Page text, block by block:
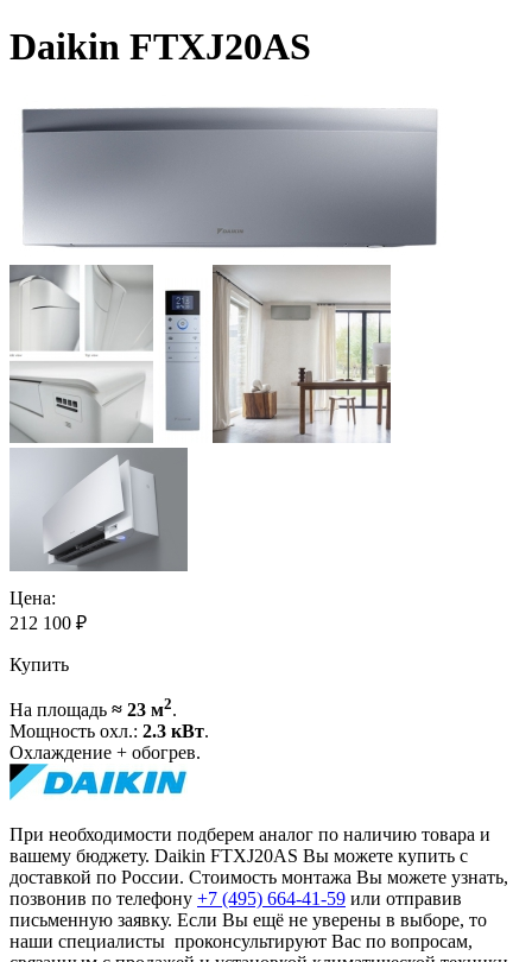
Daikin FTXJ20AS
Цена:
212 100 ₽
Купить
На площадь ≈ 23 м2.
Мощность охл.: 2.3 кВт.
Охлаждение + обогрев.
При необходимости подберем аналог по наличию товара и
вашему бюджету. Daikin FTXJ20AS Вы можете купить с
доставкой по России. Стоимость монтажа Вы можете узнать,
позвонив по телефону +7 (495) 664-41-59 или отправив
письменную заявку. Если Вы ещё не уверены в выборе, то
наши специалисты проконсультируют Вас по вопросам,